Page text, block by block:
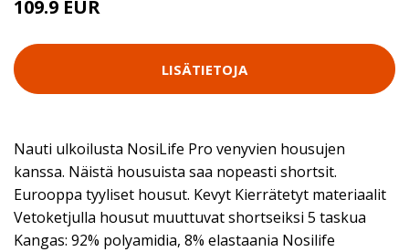
109.9 EUR
LISÄTIETOJA
Nauti ulkoilusta NosiLife Pro venyvien housujen
kanssa. Näistä housuista saa nopeasti shortsit.
Eurooppa tyyliset housut. Kevyt Kierrätetyt materiaalit
Vetoketjulla housut muuttuvat shortseiksi 5 taskua
Kangas: 92% polyamidia, 8% elastaania Nosilife